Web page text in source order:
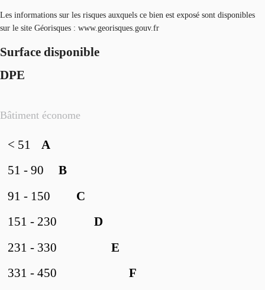
Les informations sur les risques auxquels ce bien est exposé sont disponibles
sur le site Géorisques : www.georisques.gouv.fr
Surface disponible
DPE
Bâtiment économe
A
< 51
B
51 - 90
C
91 - 150
D
151 - 230
E
231 - 330
F
331 - 450